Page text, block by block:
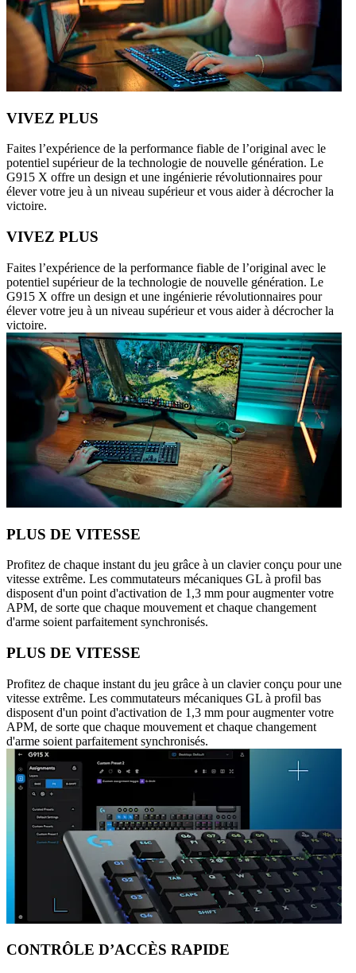
VIVEZ PLUS
Faites l’expérience de la performance fiable de l’original avec le
potentiel supérieur de la technologie de nouvelle génération. Le
G915 X offre un design et une ingénierie révolutionnaires pour
élever votre jeu à un niveau supérieur et vous aider à décrocher la
victoire.
VIVEZ PLUS
Faites l’expérience de la performance fiable de l’original avec le
potentiel supérieur de la technologie de nouvelle génération. Le
G915 X offre un design et une ingénierie révolutionnaires pour
élever votre jeu à un niveau supérieur et vous aider à décrocher la
victoire.
PLUS DE VITESSE
Profitez de chaque instant du jeu grâce à un clavier conçu pour une
vitesse extrême. Les commutateurs mécaniques GL à profil bas
disposent d'un point d'activation de 1,3 mm pour augmenter votre
APM, de sorte que chaque mouvement et chaque changement
d'arme soient parfaitement synchronisés.
PLUS DE VITESSE
Profitez de chaque instant du jeu grâce à un clavier conçu pour une
vitesse extrême. Les commutateurs mécaniques GL à profil bas
disposent d'un point d'activation de 1,3 mm pour augmenter votre
APM, de sorte que chaque mouvement et chaque changement
d'arme soient parfaitement synchronisés.
CONTRÔLE D’ACCÈS RAPIDE